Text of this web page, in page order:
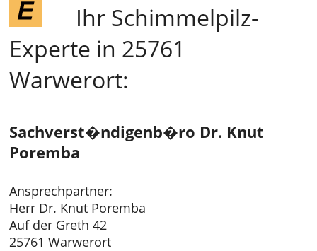
Ihr Schimmelpilz-
Experte in 25761
Warwerort:
Sachverst�ndigenb�ro Dr. Knut
Poremba
Ansprechpartner:
Herr Dr. Knut Poremba
Auf der Greth 42
25761 Warwerort